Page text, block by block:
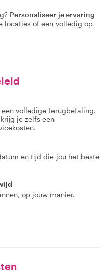
Personaliseer je ervaring
locaties of een volledig op
een volledige terugbetaling.
je zelfs een
en tijd die jou het beste
op jouw manier.